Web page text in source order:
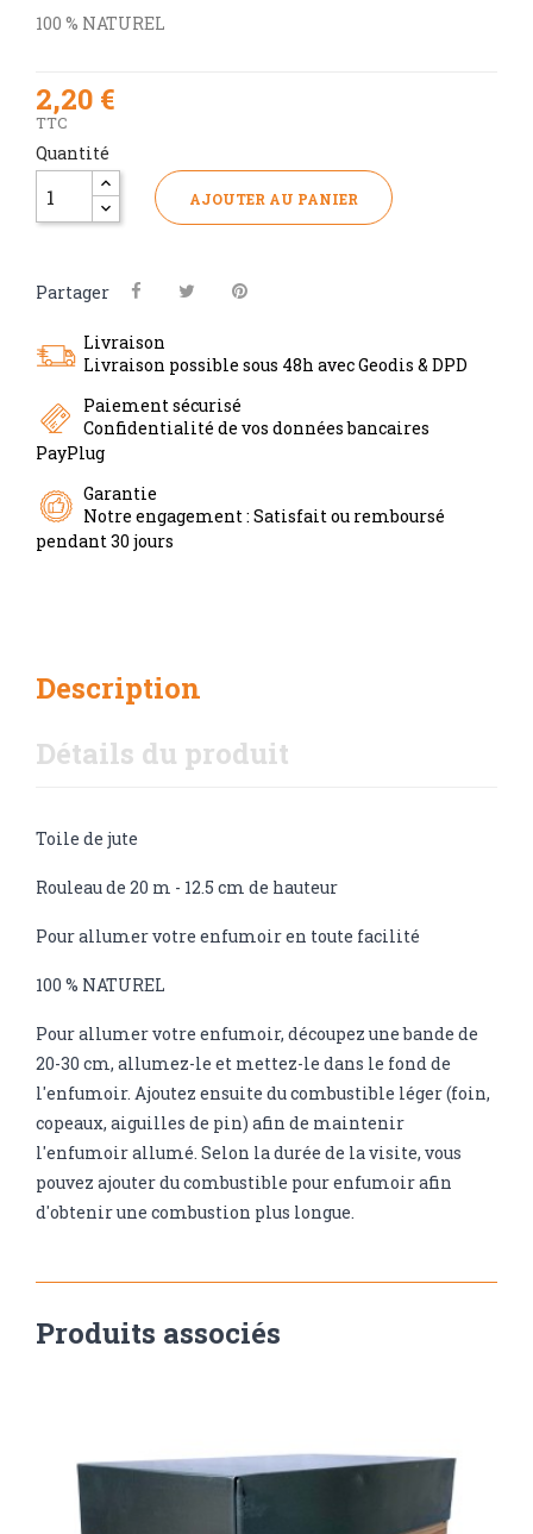
100 % NATUREL
2,20 €
TTC
Quantité
AJOUTER AU PANIER
Partager
Livraison
Livraison possible sous 48h avec Geodis & DPD
Paiement sécurisé
Confidentialité de vos données bancaires
PayPlug
Garantie
Notre engagement : Satisfait ou remboursé
pendant 30 jours
Description
Détails du produit
Toile de jute
Rouleau de 20 m - 12.5 cm de hauteur
Pour allumer votre enfumoir en toute facilité
100 % NATUREL
Pour allumer votre enfumoir, découpez une bande de
20-30 cm, allumez-le et mettez-le dans le fond de
l'enfumoir. Ajoutez ensuite du combustible léger (foin,
copeaux, aiguilles de pin) afin de maintenir
l'enfumoir allumé. Selon la durée de la visite, vous
pouvez ajouter du combustible pour enfumoir afin
d'obtenir une combustion plus longue.
Produits associés